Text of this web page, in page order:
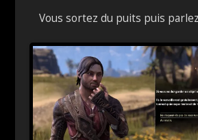
Vous sortez du puits puis